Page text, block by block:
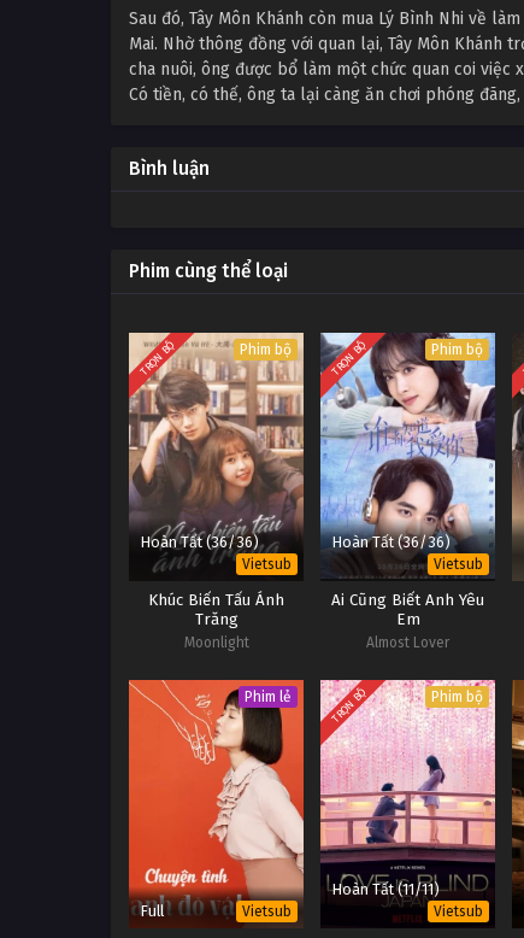
Sau đó, Tây Môn Khánh còn mua Lý Bình Nhi về
Mai. Nhờ thông đồng với quan lại, Tây Môn Khánh
cha nuôi, ông được bổ làm một chức quan coi
Có tiền, có thế, ông ta lại càng ăn chơi phóng
Bình luận
Phim cùng thể loại
TRỌN BỘ Phim bộ
Hoàn Tất (36/36)
Vietsub
Khúc Biến Tấu Ánh
Trăng
Moonlight
TRỌN BỘ Phim bộ
Hoàn Tất (36/36)
Vietsub
Ai Cũng Biết Anh Yêu
Em
Almost Lover
Phim lẻ
Full Vietsub
TRỌN BỘ Phim bộ
Hoàn Tất (11/11)
Vietsub